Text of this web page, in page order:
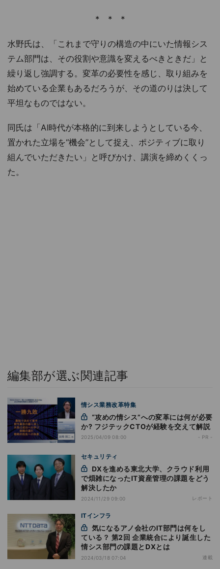
* * *
水野氏は、「これまで守りの構造の中にいた情報シス
テム部門は、その役割や意識を変えるべきときだ」と
繰り返し強調する。変革の必要性を感じ、取り組みを
始めている企業もあるだろうが、その道のりは決して
平坦なものではない。
同氏は「AI時代が本格的に到来しようとしている今、
置かれた立場を“機会”として捉え、ポジティブに取り
組んでいただきたい」と呼びかけ、講演を締めくくっ
た。
編集部が選ぶ関連記事
情シス業務改革特集
か? フジテックCTOが経験を交えて解説
2025/04/09 08:00 - PR -
セキュリティ
で煩雑になったIT資産管理の課題をどう
解決したか
2024/11/29 09:00 レポート
ITインフラ
ている？ 第2回 企業統合により誕生した
情シス部門の課題とDXとは
2024/03/18 07:04 連載